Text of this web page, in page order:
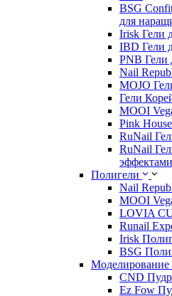
BSG
для
Irisk Гели
IBD Гели
PNB Гели
Nail
MOJO
Гели
MOOI
Pink
RuNail
RuNail
эффектами
Полигели
Nail
MOOI
LOVIA
Runail
Irisk
BSG
Моделирование
CND
Ez Fow